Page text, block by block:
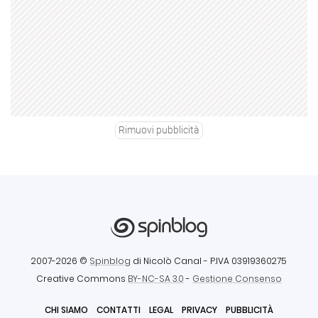
Rimuovi pubblicità
2007-2026 © Spinblog di Nicolò Canal - P.IVA 03919360275
Creative Commons BY-NC-SA 3.0- Gestione Consenso
CHI SIAMO CONTATTI LEGAL PRIVACY PUBBLICITÀ